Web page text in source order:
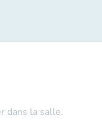
dans la salle.